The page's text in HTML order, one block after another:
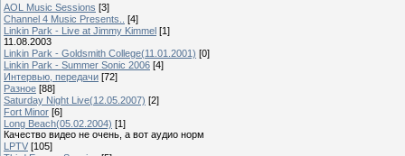
AOL Music Sessions [3]
Channel 4 Music Presents..
[4]
Linkin Park - Live at Jimmy Kimmel [1]
11.08.2003
Linkin Park - Goldsmith College(11.01.2001) [0]
Linkin Park - Summer Sonic 2006 [4]
Интервью, передачи [72]
Разное [88]
Saturday Night Live(12.05.2007) [2]
Fort Minor [6]
Long Beach(05.02.2004) [1]
Качество видео не очень, а вот аудио норм
LPTV [105]